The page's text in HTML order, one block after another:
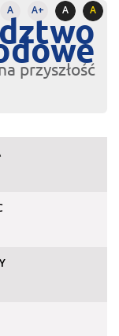
A A+ A A
przyszłość